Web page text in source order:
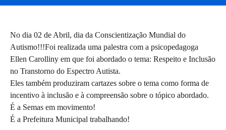
No dia 02 de Abril, dia da Conscientização Mundial do
Autismo!!!Foi realizada uma palestra com a psicopedagoga
Ellen Carolliny em que foi abordado o tema: Respeito e Inclusão
no Transtorno do Espectro Autista.
Eles também produziram cartazes sobre o tema como forma de
incentivo à inclusão e à compreensão sobre o tópico abordado.
É a Semas em movimento!
É a Prefeitura Municipal trabalhando!